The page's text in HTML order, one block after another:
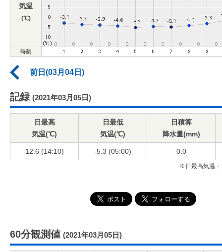
気温
(℃)
時刻
前日(03月04日)
記録 (2021年03月05日)
日最高
気温(℃)
日最低
気温(℃)
日積算
降水量(mm)
12.6 (14:10) -5.3 (05:00) 0.0
※日最高気温・
60分観測値 (2021年03月05日)